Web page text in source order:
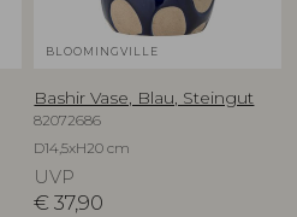
BLOOMINGVILLE
Bashir Vase, Blau, Steingut
82072686
D14,5xH20 cm
UVP
€ 37,90